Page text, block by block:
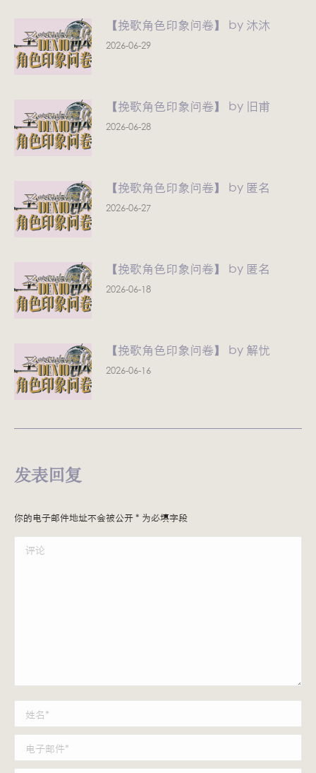
【挽歌角色印象问卷】 by 沐沐
2026-06-29
【挽歌角色印象问卷】 by 旧甫
2026-06-28
【挽歌角色印象问卷】 by 匿名
2026-06-27
【挽歌角色印象问卷】 by 匿名
2026-06-18
【挽歌角色印象问卷】 by 解忧
2026-06-16
发表回复
你的电子邮件地址不会被公开* 为必填字段
评论
姓名 *
电子邮件 *